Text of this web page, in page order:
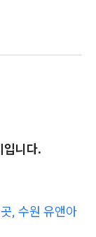
입니다.
, 수원 유앤아